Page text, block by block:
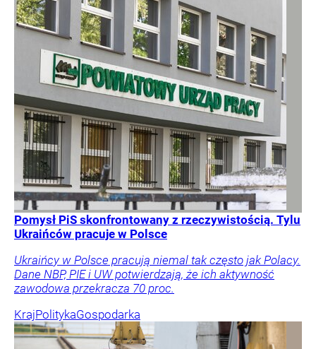
Pomysł PiS skonfrontowany z rzeczywistością. Tylu
Ukraińców pracuje w Polsce
Ukraińcy w Polsce pracują niemal tak często jak Polacy.
Dane NBP, PIE i UW potwierdzają, że ich aktywność
zawodowa przekracza 70 proc.
KrajPolitykaGospodarka